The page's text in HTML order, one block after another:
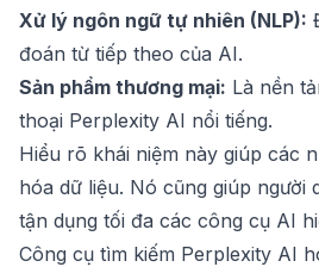
Xử lý ngôn ngữ tự nhiên (NLP):
đoán từ tiếp theo của AI.
Sản phẩm thương mại: Là nền
thoại Perplexity AI nổi tiếng.
Hiểu rõ khái niệm này giúp các
hóa dữ liệu. Nó cũng giúp người
tận dụng tối đa các công cụ AI
Công cụ tìm kiếm Perplexity AI